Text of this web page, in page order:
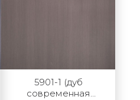
5901-1 (дуб
современная